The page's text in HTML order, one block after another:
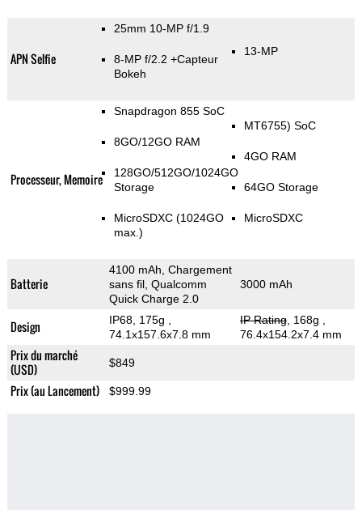
APN Selfie
25mm 10-MP f/1.9
8-MP f/2.2+Capteur
Bokeh
13-MP
Processeur, Memoire
Snapdragon 855 SoC
8GO/12GO RAM
128GO/512GO/1024GO
Storage
MicroSDXC (1024GO
max.)
MT6755) SoC
4GO RAM
64GO Storage
MicroSDXC
Batterie
4100 mAh, Chargement
sans fil, Qualcomm
Quick Charge 2.0
3000 mAh
Design IP68, 175g
74.1x157.6x7.8 mm
IP Rating, 168g
76.4x154.2x7.4 mm
Prix du marché
(USD)
$849
Prix (au Lancement) $999.99